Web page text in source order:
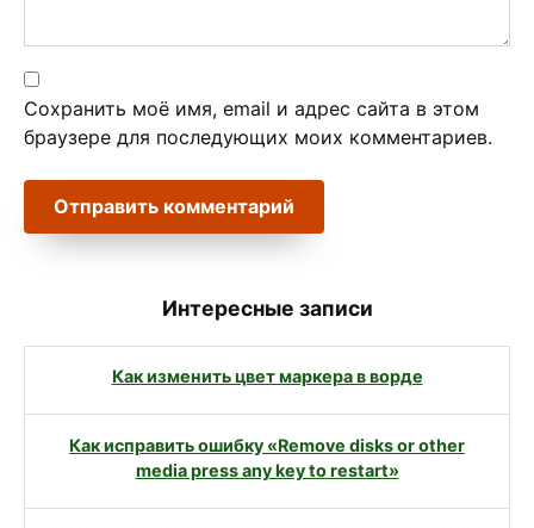
Сохранить моё имя, email и адрес сайта в этом
браузере для последующих моих комментариев.
Интересные записи
Как изменить цвет маркера в ворде
Как исправить ошибку «Remove disks or other
media press any key to restart»